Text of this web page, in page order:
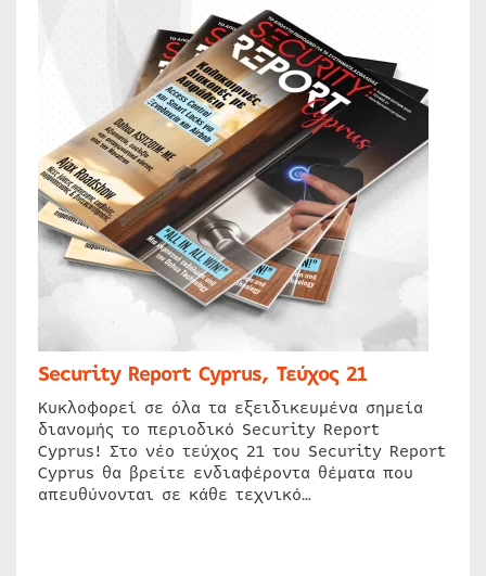
Security Report Cyprus, Τεύχος 21
Κυκλοφορεί σε όλα τα εξειδικευμένα σημεία
διανομής το περιοδικό Security Report
Cyprus! Στο νέο τεύχος 21 του Security Report
Cyprus θα βρείτε ενδιαφέροντα θέματα που
απευθύνονται σε κάθε τεχνικό…